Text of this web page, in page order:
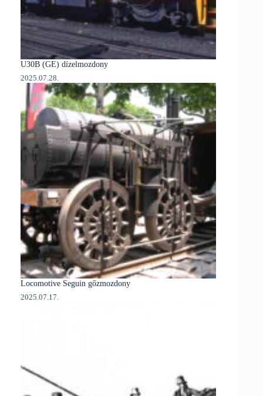
U30B (GE) dízelmozdony
2025.07.28.
Locomotive Seguin gőzmozdony
2025.07.17.